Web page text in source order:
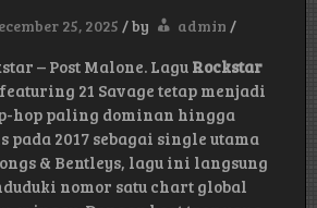
25, 2025 /by admin /
– Post Malone. Lagu Rockstar
21 Savage tetap menjadi
hop paling dominan hingga
pada 2017 sebagai single utama
& Bentleys, lagu ini langsung
nomor satu chart global